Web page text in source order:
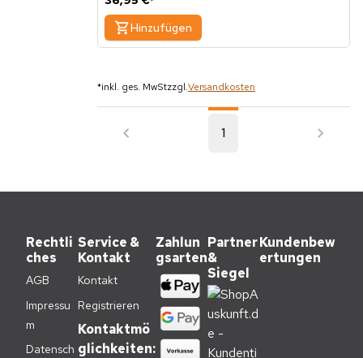
Hinzufügen
*inkl. ges. MwStzzgl.Versandkosten
1
Rechtli
ches
AGB
Impressu
m
Datensch
Service &
Kontakt
Kontakt
Registrieren
Kontaktmö
glichkeiten:
Zahlun
gsarten
Partner
&
Siegel
Kundenbew
ertungen